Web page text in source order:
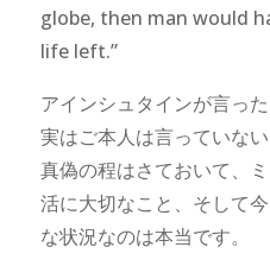
globe, then man would
life left.”
アインシュタインが言っ
実はご本人は言っていな
真偽の程はさておいて、
活に大切なこと、そして
な状況なのは本当です。